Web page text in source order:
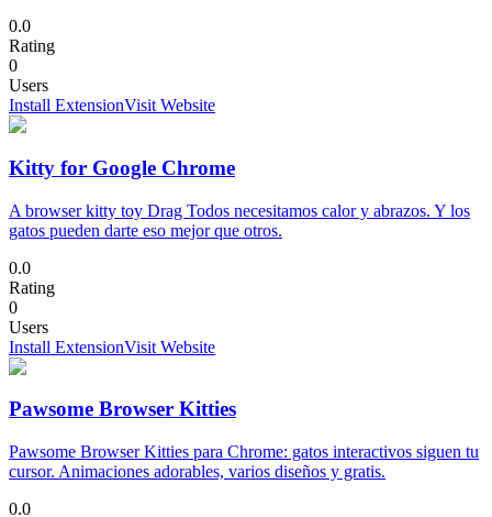
0.0
Rating
0
Users
Install ExtensionVisit Website
Kitty for Google Chrome
A browser kitty toy Drag Todos necesitamos calor y abrazos. Y los
gatos pueden darte eso mejor que otros.
0.0
Rating
0
Users
Install ExtensionVisit Website
Pawsome Browser Kitties
Pawsome Browser Kitties para Chrome: gatos interactivos siguen tu
cursor. Animaciones adorables, varios diseños y gratis.
0.0